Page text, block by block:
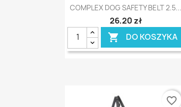
Szybki podgląd
COMPLEX DOG SAFETY BELT 2.5...
26,20 zł
 DO KOSZYKA
favorite_border